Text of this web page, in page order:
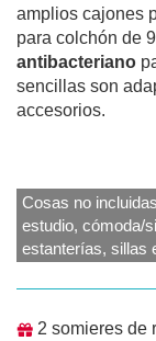
amplios cajones
para colchón de
antibacteriano
sencillas son
accesorios.
Cosas no
estudio, cómoda/
estanterías, sillas
2 somieres de